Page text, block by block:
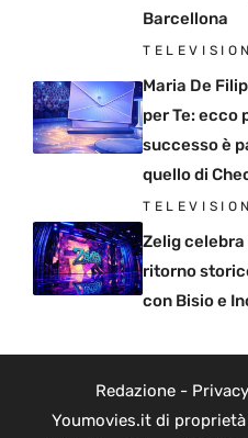
Barcellona
Maria De
per Te: ecco
successo è
quello di
Zelig celebra
ritorno
con Bisio e
Redazione-
Youmovies.it di proprietà